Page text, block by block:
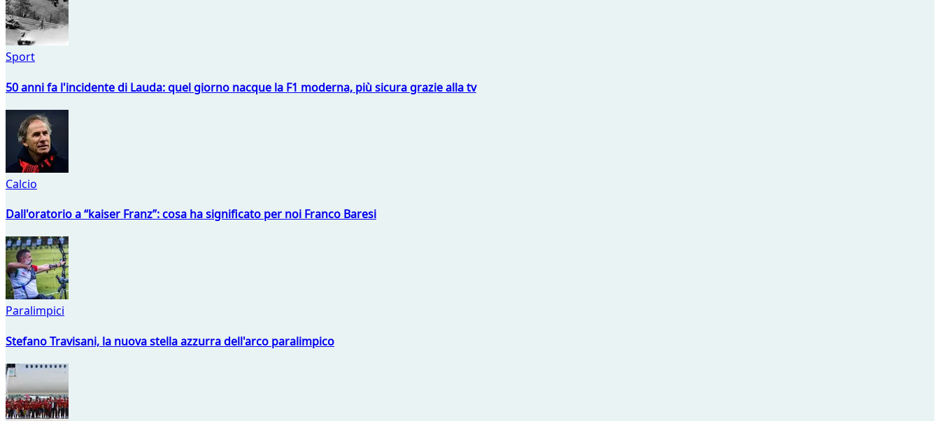
Sport
50 anni fa l'incidente di Lauda: quel giorno nacque la F1 moderna, più sicura grazie alla tv
Calcio
Dall'oratorio a “kaiser Franz”: cosa ha significato per noi Franco Baresi
Paralimpici
Stefano Travisani, la nuova stella azzurra dell'arco paralimpico